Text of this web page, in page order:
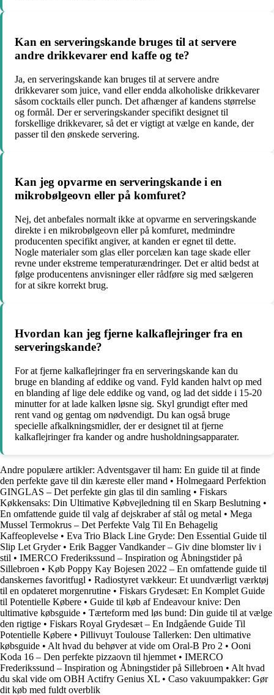
Kan en serveringskande bruges til at servere
andre drikkevarer end kaffe og te?
Ja, en serveringskande kan bruges til at servere andre
drikkevarer som juice, vand eller endda alkoholiske drikkevarer
såsom cocktails eller punch. Det afhænger af kandens størrelse
og formål. Der er serveringskander specifikt designet til
forskellige drikkevarer, så det er vigtigt at vælge en kande, der
passer til den ønskede servering.
Kan jeg opvarme en serveringskande i en
mikrobølgeovn eller på komfuret?
Nej, det anbefales normalt ikke at opvarme en serveringskande
direkte i en mikrobølgeovn eller på komfuret, medmindre
producenten specifikt angiver, at kanden er egnet til dette.
Nogle materialer som glas eller porcelæn kan tage skade eller
revne under ekstreme temperaturændringer. Det er altid bedst at
følge producentens anvisninger eller rådføre sig med sælgeren
for at sikre korrekt brug.
Hvordan kan jeg fjerne kalkaflejringer fra en
serveringskande?
For at fjerne kalkaflejringer fra en serveringskande kan du
bruge en blanding af eddike og vand. Fyld kanden halvt op med
en blanding af lige dele eddike og vand, og lad det sidde i 15-20
minutter for at lade kalken løsne sig. Skyl grundigt efter med
rent vand og gentag om nødvendigt. Du kan også bruge
specielle afkalkningsmidler, der er designet til at fjerne
kalkaflejringer fra kander og andre husholdningsapparater.
Andre populære artikler: Adventsgaver til ham: En guide til at finde
den perfekte gave til din kæreste eller mand • Holmegaard Perfektion
GINGLAS – Det perfekte gin glas til din samling • Fiskars
Køkkensaks: Din Ultimative Købvejledning til en Skarp Beslutning •
En omfattende guide til valg af dejskraber af stål og metal • Mega
Mussel Termokrus – Det Perfekte Valg Til En Behagelig
Kaffeoplevelse • Eva Trio Black Line Gryde: Den Essential Guide til
Slip Let Gryder• Erik Bagger Vandkander – Giv dine blomster liv i
stil • IMERCO Frederikssund – Inspiration og Åbningstider på
Sillebroen • Køb Poppy Kay Bojesen 2022 – En omfattende guide til
danskernes favoritfugl • Radiostyret vækkeur: Et uundværligt værktøj
til en opdateret morgenrutine • Fiskars Grydesæt: En Komplet Guide
til Potentielle Købere • Guide til køb af Endeavour knive: Den
ultimative købsguide • Tærteform med løs bund: Din guide til at vælge
den rigtige • Fiskars Royal Grydesæt – En Indgående Guide Til
Potentielle Købere • Pillivuyt Toulouse Tallerken: Den ultimative
købsguide • Alt hvad du behøver at vide om Oral-B Pro 2 • Ooni
Koda 16 – Den perfekte pizzaovn til hjemmet • IMERCO
Frederikssund – Inspiration og Åbningstider på Sillebroen • Alt hvad
du skal vide om OBH Actifry Genius XL • Caso vakuumpakker: Gør
dit køb med fuldt overblik